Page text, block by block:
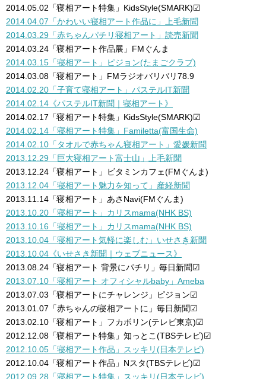
2014.05.02「寝相アート特集」KidsStyle(SMARK)☑︎
2014.04.07「かわいい寝相アート作品に」上毛新聞
2014.03.29「赤ちゃんパチリ寝相アート」読売新聞
2014.03.24「寝相アート作品展」FMぐんま
2014.03.15「寝相アート」ピジョン(たまごクラブ)
2014.03.08「寝相アート」FMラジオバリバリ78.9
2014.02.20「子育て寝相アート」パステルIT新聞
2014.02.14《パステルIT新聞｜寝相アート》
2014.02.17「寝相アート特集」KidsStyle(SMARK)☑︎
2014.02.14「寝相アート特集」Familetta(富国生命)
2014.02.10「タオルで赤ちゃん寝相アート」愛媛新聞
2013.12.29「巨大寝相アート富士山」上毛新聞
2013.12.24「寝相アート」ビタミンカフェ(FMぐんま)
2013.12.04「寝相アート魅力を知って」産経新聞
2013.11.14「寝相アート」あさNavi(FMぐんま)
2013.10.20「寝相アート」カリスmama(NHK BS)
2013.10.16「寝相アート」カリスmama(NHK BS)
2013.10.04「寝相アート気軽に楽しむ」いせさき新聞
2013.10.04《いせさき新聞｜ウェブニュース》
2013.08.24「寝相アート 背景にパチリ」毎日新聞☑︎
2013.07.10「寝相アート オフィシャルbaby」Ameba
2013.07.03「寝相アートにチャレンジ」ピジョン☑︎
2013.01.07「赤ちゃんの寝相アートに」毎日新聞☑︎
2013.02.10「寝相アート」フカボリン(テレビ東京)☑︎
2012.12.08「寝相アート特集」知っとこ(TBSテレビ)☑︎
2012.10.05「寝相アート作品」スッキリ(日本テレビ)
2012.10.04「寝相アート作品」Nスタ(TBSテレビ)☑︎
2012.09.28「寝相アート特集」スッキリ(日本テレビ)